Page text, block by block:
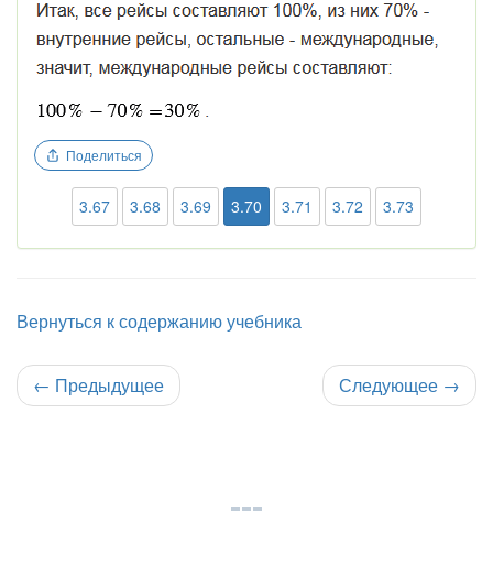
Поделиться
3.67 3.68 3.69 3.70 3.71 3.72 3.73
Вернуться к содержанию учебника
← Предыдущее Следующее →